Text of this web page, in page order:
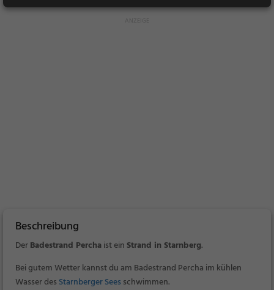
Beschreibung
DerBadestrand Perchaist einStrand in Starnberg.
Bei gutem Wetter kannst du am Badestrand Percha im kühlen
Wasser des Starnberger Seesschwimmen.